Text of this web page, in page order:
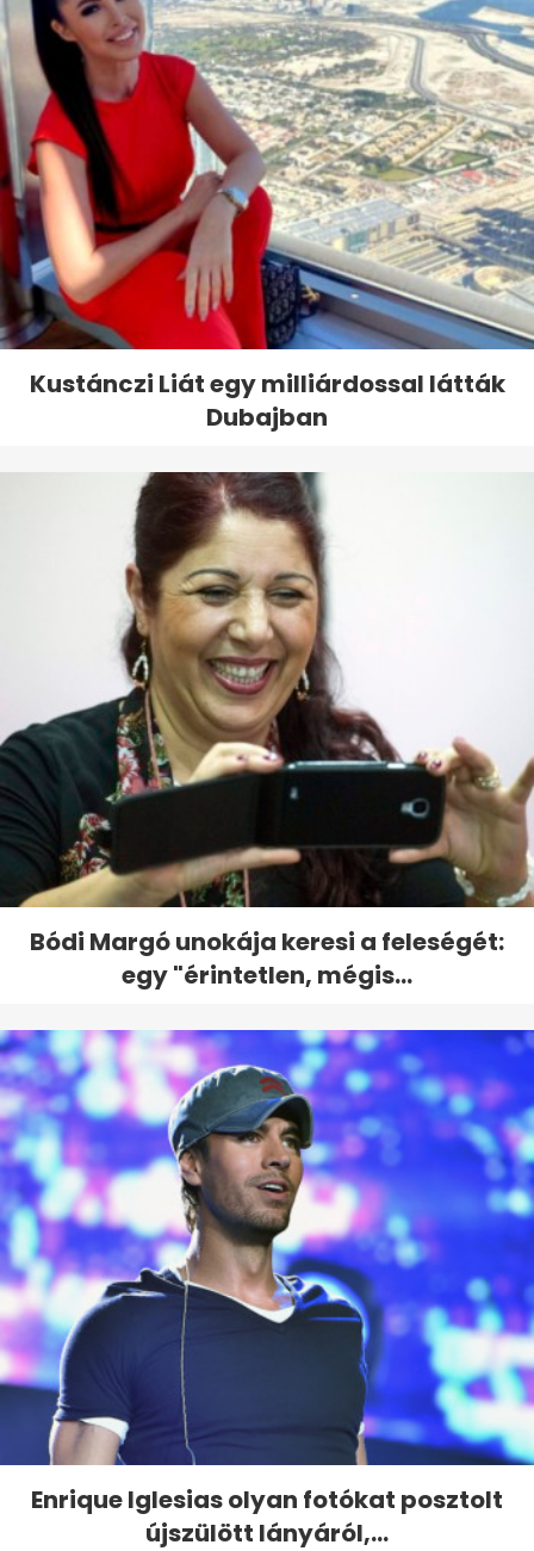
Kustánczi Liát egy milliárdossal látták
Dubajban
Bódi Margó unokája keresi a feleségét:
egy "érintetlen, mégis...
Enrique Iglesias olyan fotókat posztolt
újszülött lányáról,...